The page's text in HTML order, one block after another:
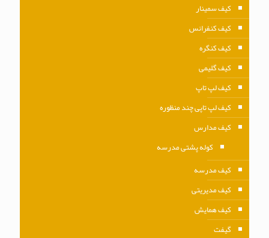
کیف سمینار
کیف کنفرانس
کیف کنگره
کیف گلیمی
کیف لپ تاپ
کیف لپ تاپی چند منظوره
کیف مدارس
کوله پشتی مدرسه
کیف مدرسه
کیف مدیریتی
کیف همایش
گیفت